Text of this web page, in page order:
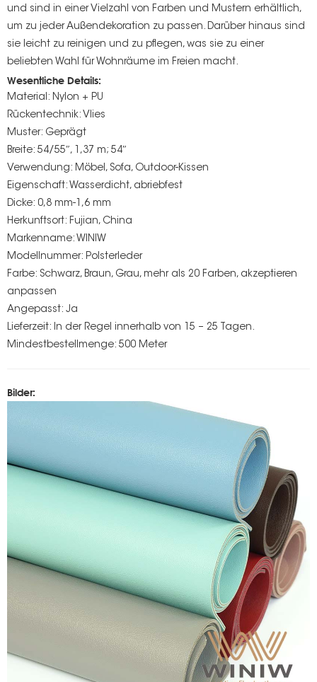
und sind in einer Vielzahl von Farben und Mustern erhältlich,
um zu jeder Außendekoration zu passen. Darüber hinaus sind
sie leicht zu reinigen und zu pflegen, was sie zu einer
beliebten Wahl für Wohnräume im Freien macht.
Wesentliche Details:
Material: Nylon + PU
Rückentechnik: Vlies
Muster: Geprägt
Breite: 54/55″, 1,37 m; 54″
Verwendung: Möbel, Sofa, Outdoor-Kissen
Eigenschaft: Wasserdicht, abriebfest
Dicke: 0,8 mm-1,6 mm
Herkunftsort: Fujian, China
Markenname: WINIW
Modellnummer: Polsterleder
Farbe: Schwarz, Braun, Grau, mehr als 20 Farben, akzeptieren
anpassen
Angepasst: Ja
Lieferzeit: In der Regel innerhalb von 15 – 25 Tagen.
Mindestbestellmenge: 500 Meter
Bilder: